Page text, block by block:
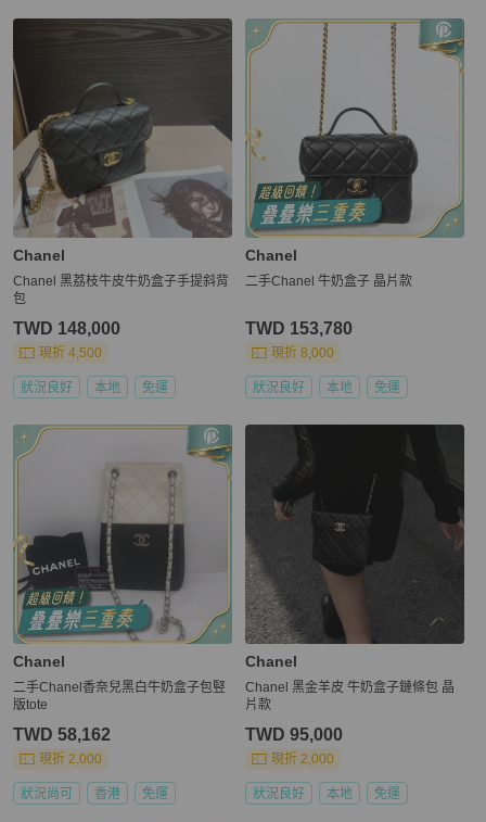
Chanel
Chanel 黑荔枝牛皮牛奶盒子手提斜背
包
TWD 148,000
現折 4,500
狀況良好 本地 免運
Chanel
二手Chanel 牛奶盒子 晶片款
TWD 153,780
現折 8,000
狀況良好 本地 免運
Chanel
二手Chanel香奈兒黑白牛奶盒子包竪
版tote
TWD 58,162
現折 2,000
狀況尚可 香港 免運
Chanel
Chanel 黑金羊皮 牛奶盒子鏈條包 晶
片款
TWD 95,000
現折 2,000
狀況良好 本地 免運